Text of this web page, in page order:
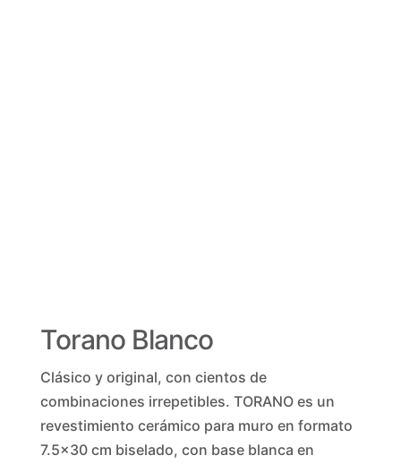
Torano Blanco
Clásico y original, con cientos de
combinaciones irrepetibles. TORANO es un
revestimiento cerámico para muro en formato
7.5×30 cm biselado, con base blanca en